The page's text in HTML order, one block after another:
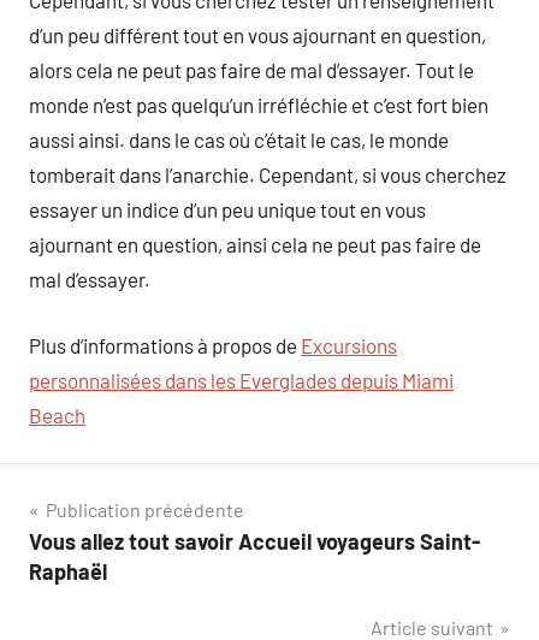
d’un peu différent tout en vous ajournant en question,
alors cela ne peut pas faire de mal d’essayer. Tout le
monde n’est pas quelqu’un irréfléchie et c’est fort bien
aussi ainsi. dans le cas où c’était le cas, le monde
tomberait dans l’anarchie. Cependant, si vous cherchez
essayer un indice d’un peu unique tout en vous
ajournant en question, ainsi cela ne peut pas faire de
mal d’essayer.
Plus d’informations à propos de Excursions
personnalisées dans les Everglades depuis Miami
Beach
Navigation
de
Publication précédente
Vous allez tout savoir Accueil voyageurs Saint-
Raphaël
Article suivant